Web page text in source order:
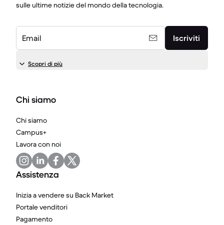
sulle ultime notizie del mondo della tecnologia.
Email Iscriviti
Scopri di più
Chi siamo
Chi siamo
Campus+
Lavora con noi
Assistenza
Inizia a vendere su Back Market
Portale venditori
Pagamento